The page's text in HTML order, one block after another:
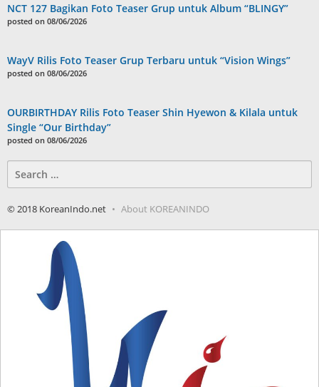
NCT 127 Bagikan Foto Teaser Grup untuk Album “BLINGY”
posted on 08/06/2026
WayV Rilis Foto Teaser Grup Terbaru untuk “Vision Wings”
posted on 08/06/2026
OURBIRTHDAY Rilis Foto Teaser Shin Hyewon & Kilala untuk
Single “Our Birthday”
posted on 08/06/2026
for:
© 2018 KoreanIndo.net About KOREANINDO